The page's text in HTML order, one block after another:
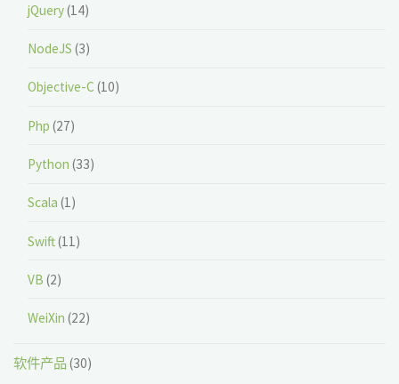
jQuery(14)
NodeJS (3)
Objective-C (10)
Php (27)
Python (33)
Scala (1)
Swift(11)
VB (2)
WeiXin (22)
软件产品(30)